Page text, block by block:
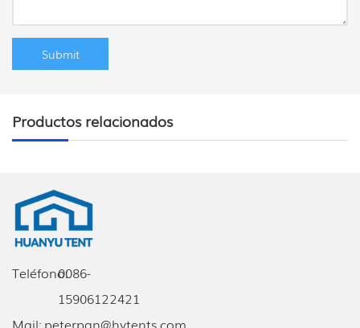
Productos relacionados
Teléfono:0086-
15906122421
Mail: peterpan@hytents.com